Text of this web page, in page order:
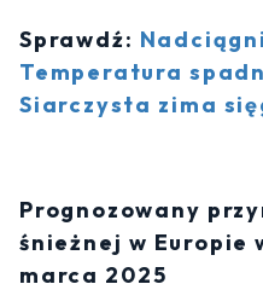
Sprawdź:
Temperatura
Siarczysta zima
Prognozowany
śnieżnej w Europie
marca 2025